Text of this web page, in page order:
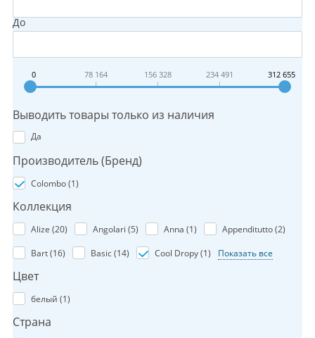
До
0 78 164 156 328 234 491 312 655
Выводить товары только из наличия
Да
Производитель (Бренд)
Colombo (1)
Коллекция
Alize (20) Angolari (5) Anna (1) Appenditutto (2)
Bart (16) Basic (14) Cool Dropy (1) Показать все
Цвет
белый (1)
Страна